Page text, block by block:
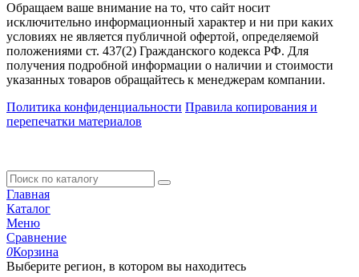
Обращаем ваше внимание на то, что сайт носит
исключительно информационный характер и ни при каких
условиях не является публичной офертой, определяемой
положениями ст. 437(2) Гражданского кодекса РФ. Для
получения подробной информации о наличии и стоимости
указанных товаров обращайтесь к менеджерам компании.
Политика конфиденциальности Правила копирования и
перепечатки материалов
Главная
Каталог
Меню
Сравнение
0Корзина
Выберите регион, в котором вы находитесь